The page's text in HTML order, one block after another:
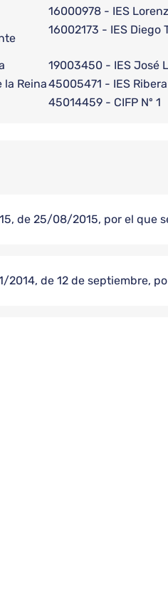
16000978 - IES
16002173 - IES Diego
19003450 - IES José
la Reina45005471 - IES
45014459 - CIFP Nº 1
de 25/08/2015, por el que
2014, de 12 de septiembre,